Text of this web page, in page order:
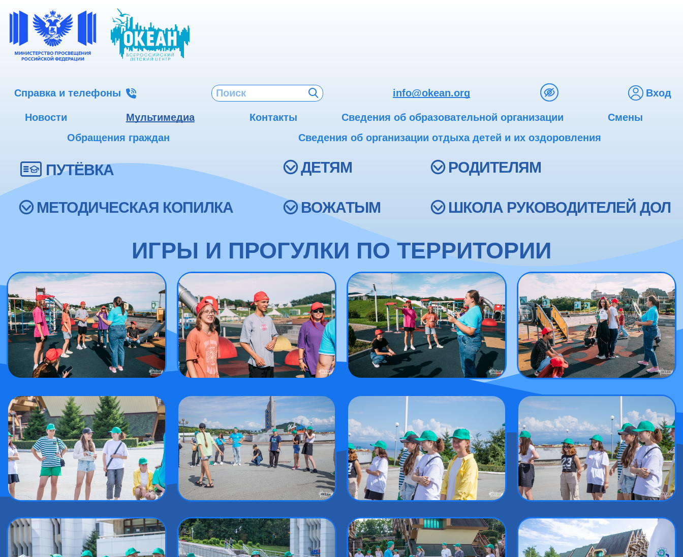
Справка и телефоны info@okean.org Вход
Новости Мультимедиа Контакты Сведения об образовательной организации
Смены
Обращения граждан
Сведения об организации отдыха детей и их оздоровления
ПУТЁВКА ДЕТЯМ РОДИТЕЛЯМ
МЕТОДИЧЕСКАЯ КОПИЛКА ВОЖАТЫМ ШКОЛА РУКОВОДИТЕЛЕЙ ДОЛ
ИГРЫ И ПРОГУЛКИ ПО ТЕРРИТОРИИ